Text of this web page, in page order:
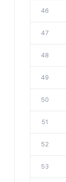
46
47
48
49
50
51
52
53